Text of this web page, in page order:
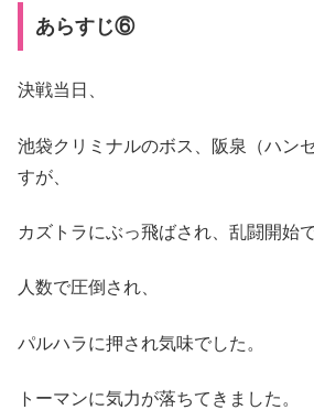
あらすじ⑥
決戦当日、
池袋クリミナルのボス、阪泉（ハン
すが、
カズトラにぶっ飛ばされ、乱闘開始で
人数で圧倒され、
パルハラに押され気味でした。
トーマンに気力が落ちてきました。